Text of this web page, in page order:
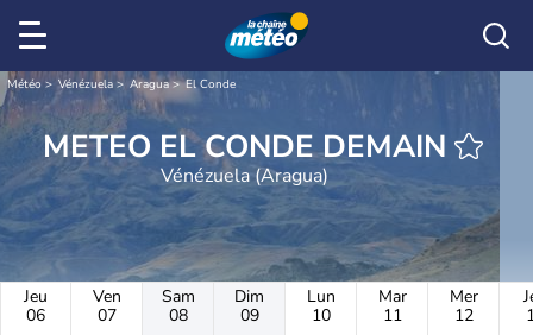
Météo Vénézuela Aragua El Conde
METEO EL CONDE DEMAIN
Vénézuela (Aragua)
Jeu
06
Ven
07
Sam
08
Dim
09
Lun
10
Mar
11
Mer
12